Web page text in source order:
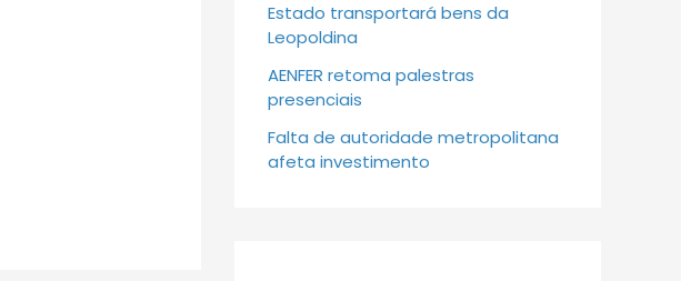
Estado transportará bens da
Leopoldina
AENFER retoma palestras
presenciais
Falta de autoridade metropolitana
afeta investimento